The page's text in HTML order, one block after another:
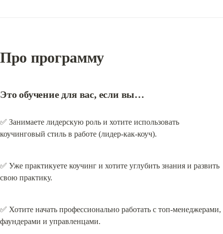
Про программу
Это обучение для вас, если вы…
✅ Занимаете лидерскую роль и хотите использовать
коучинговый стиль в работе (лидер-как-коуч).
✅ Уже практикуете коучинг и хотите углубить знания и развить
свою практику.
✅ Хотите начать профессионально работать с топ-менеджерами,
фаундерами и управленцами.